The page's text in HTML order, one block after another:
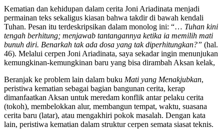
Kematian dan kehidupan dalam cerita Joni Ariadinata menjadi
permainan teks sekaligus kiasan bahwa takdir di bawah kendali
Tuhan. Pesan itu terdeskripsikan dalam monolog ini: “… Tuhan kini
tengah berhitung; menjawab tantangannya ketika ia memilih mati
bunuh diri. Benarkah tak ada dosa yang tak diperhitungkan?” (hal.
46). Melalui cerpen Joni Ariadinata, saya sekadar ingin menunjukan
kemungkinan-kemungkinan baru yang bisa dirambah Aksan kelak,
Beranjak ke problem lain dalam buku Mati yang Menakjubkan,
peristiwa kematian sebagai bagian bangunan cerita, kerap
dimanfaatkan Aksan untuk meredam konflik antar pelaku cerita
(tokoh), membelokkan alur, membangun tempat, waktu, suasana
cerita baru (latar), atau mengakhiri pokok masalah. Dengan kata
lain, peristiwa kematian dalam struktur cerpen semata siasat teknis.